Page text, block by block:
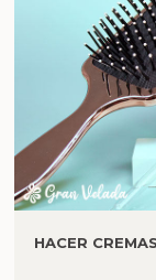
HACER CREMAS